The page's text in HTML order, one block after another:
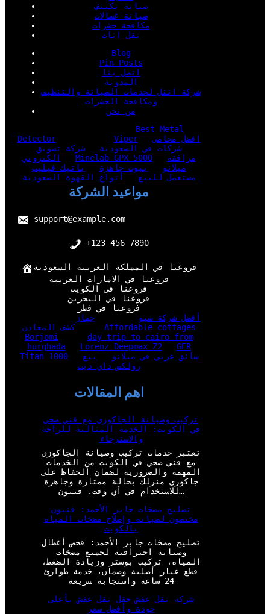
صيانة تكييف
صيانة غسالات
مكافحة حشرات
نقل اثاث
Blog
Pin Posts
اتصل بنا
المدونة
شركة انتل لخدمات الصيانة والتنظيف
ومكافحة الحشرات
من نحن
Best Metal
Detector
Viper
افضل محامي
شركات في السعودية
شركة تسويق
الكتروني
Minelab GPX 5000
مرافقه
ميلانو
بيوت جاهزة
باتيك فيليب
مستعمل للبيع
أنواع القهوة السعودية
مواعيد الشركة
support@example.com
+123 456 7890
فروعنا في المملكة العربية السعودية
فروعنا في الامارات العربية
فروعنا في الكويت
فروعنا في البحرين
فروعنا في قطر
أفضل شركة سيو
جهاز
كشف المعادن
Affordable cottages
Borjomi
day trip to cairo from
hurghada
Lorenz Deepmax Z2
GER
Titan 1000
سائق عربي في ميلانو
بيع
رولكس داي ديت
اهم المقالات
تركيب وصيانة الجاكوزي مع فني صحي
في الكويت: الخدمة المثالية للراحة
والاسترخاء
تعتبر خدمات تركيب وصيانة الجاكوزي
مع فني صحي في الكويت من الخدمات
المهمة والضرورية لضمان الحفاظ على
جاكوزي منزلك بحالة ممتازة وجاهزة
للاستخدام في أي وقت. فنيون…
تصليح مضخات جابر الأحمد: فنيون
مختصون لصيانة وإصلاح مضخات المياه
بالكويت
تصليح مضخات جابر الأحمد: فحص أعطال
وصيانة احترافية لجميع مضخات
المياه، تركيب بوستر وزيادة الضغط،
قطع غيار أصلية وضمان، خدمة طوارئ
24 ساعة واستجابة سريعة
شركة نقل عفش حقل نقل عفش بأعلى
جودة وأفضل سعر